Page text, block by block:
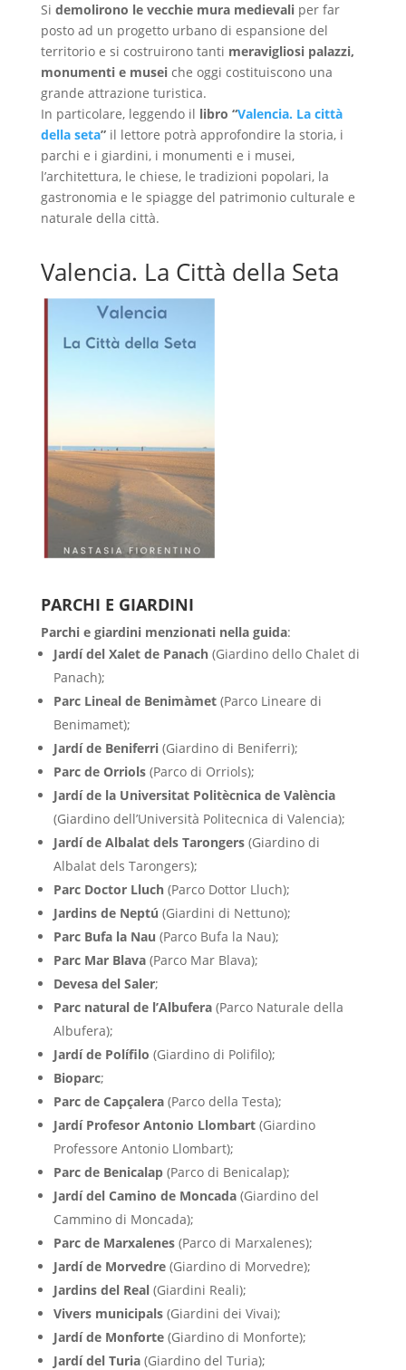
Si demolirono le vecchie mura medievaliper far
posto ad un progetto urbano di espansione del
territorio e si costruirono tanti meravigliosi palazzi,
monumenti e museiche oggi costituiscono una
grande attrazione turistica.
In particolare, leggendo il libro “Valencia. La città
della seta”il lettore potrà approfondire la storia, i
parchi e i giardini, i monumenti e i musei,
l’architettura, le chiese, le tradizioni popolari, la
gastronomia e le spiagge del patrimonio culturale e
naturale della città.
Valencia. La Città della Seta
PARCHI E GIARDINI
Parchi e giardini menzionati nella guida:
Jardí del Xalet de Panach(Giardino dello Chalet di
Panach);
Parc Lineal de Benimàmet(Parco Lineare di
Benimamet);
Jardí de Beniferri(Giardino di Beniferri);
Parc de Orriols(Parco di Orriols);
Jardí de la Universitat Politècnica de València
(Giardino dell’Università Politecnica di Valencia);
Jardí de Albalat dels Tarongers(Giardino di
Albalat dels Tarongers);
Parc Doctor Lluch(Parco Dottor Lluch);
Jardins de Neptú (Giardini di Nettuno);
Parc Bufa la Nau (Parco Bufa la Nau);
Parc Mar Blava(Parco Mar Blava);
Devesa del Saler;
Parc natural de l’Albufera(Parco Naturale della
Albufera);
Jardí de Polífilo (Giardino di Polifilo);
Bioparc;
Parc de Capçalera(Parco della Testa);
Jardí Profesor Antonio Llombart(Giardino
Professore Antonio Llombart);
Parc de Benicalap(Parco di Benicalap);
Jardí del Camino de Moncada(Giardino del
Cammino di Moncada);
Parc de Marxalenes(Parco di Marxalenes);
Jardí de Morvedre(Giardino di Morvedre);
Jardins del Real(Giardini Reali);
Vivers municipals(Giardini dei Vivai);
Jardí de Monforte(Giardino di Monforte);
Jardí del Turia(Giardino del Turia);